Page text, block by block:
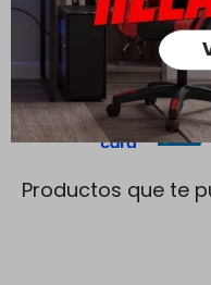
Medios de pago
Productos que te